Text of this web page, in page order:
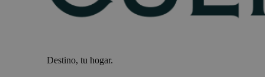
Destino, tu hogar.